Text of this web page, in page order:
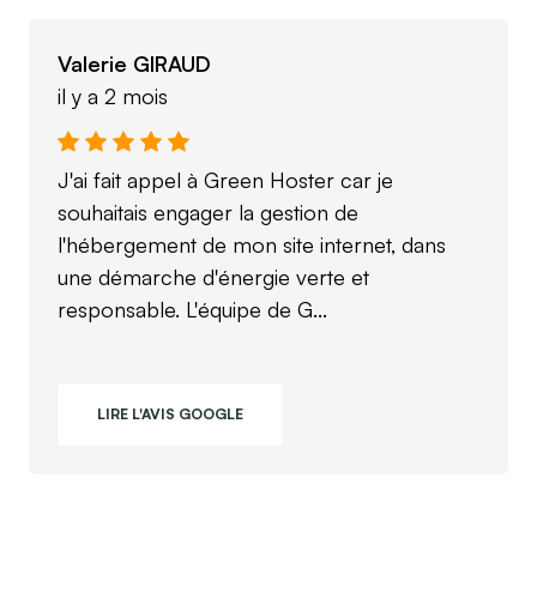
Valerie GIRAUD
il y a 2 mois
J'ai fait appel à Green Hoster car je
souhaitais engager la gestion de
l'hébergement de mon site internet, dans
une démarche d'énergie verte et
responsable. L'équipe de G...
LIRE L'AVIS GOOGLE